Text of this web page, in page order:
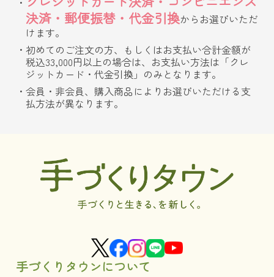
決済・郵便振替・代金引換からお選びいただ
けます。
初めてのご注文の方、もしくはお支払い合計金額が
税込33,000円以上の場合は、お支払い方法は「クレ
ジットカード・代金引換」のみとなります。
会員・非会員、購入商品によりお選びいただける支
払方法が異なります。
手づくりタウンについて